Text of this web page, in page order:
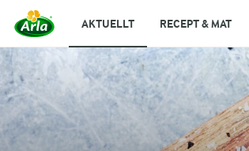
AKTUELLT RECEPT & MAT